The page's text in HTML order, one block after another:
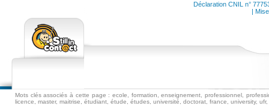
Déclaration CNIL n°
|
Mots clés associés à cette page : ecole, formation, enseignement, professionnel,
licence, master, maitrise, étudiant, étude, études, université, doctorat, france, university,